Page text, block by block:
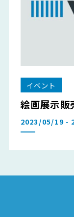
イベント
絵画展示販
2023/05/19 -